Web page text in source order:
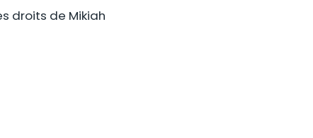
droits de Mikiah